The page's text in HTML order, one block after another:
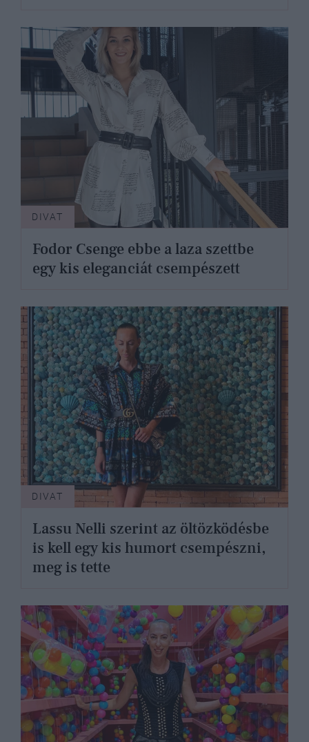
DIVAT
Fodor Csenge ebbe a laza szettbe
egy kis eleganciát csempészett
DIVAT
Lassu Nelli szerint az öltözködésbe
is kell egy kis humort csempészni,
meg is tette